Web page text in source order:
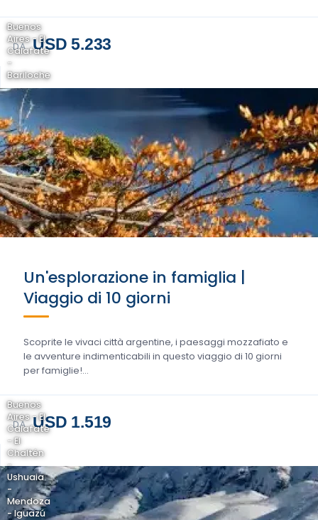
DA USD 5.233
Buenos
Aires - El
Calafate
-
Bariloche
Un'esplorazione in famiglia |
Viaggio di 10 giorni
Scoprite le vivaci città argentine, i paesaggi mozzafiato e
le avventure indimenticabili in questo viaggio di 10 giorni
per famiglie!...
DA USD 1.519
Buenos
Aires - El
Calafate
- El
Chaltén
-
Ushuaia
-
Mendoza
- Iguazú